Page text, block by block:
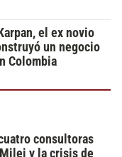
el ex novio
un negocio
Colombia
consultoras
y la crisis de